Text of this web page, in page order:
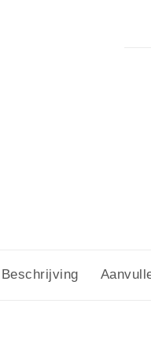
Beschrijving